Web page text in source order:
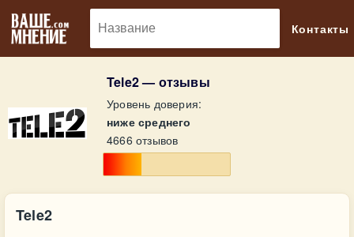
Контакты
Tele2 — отзывы
Уровень доверия:
ниже среднего
4666 отзывов
Tele2